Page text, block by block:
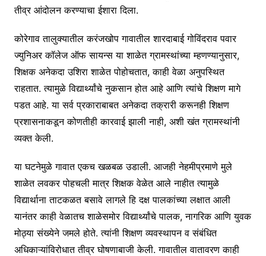
तीव्र आंदोलन करण्याचा ईशारा दिला.
कोरेगाव तालुक्यातील करंजखोप गावातील शारदाबाई गोविंदराव पवार
ज्युनिअर कॉलेज ऑफ सायन्स या शाळेत ग्रामस्थांच्या म्हणण्यानुसार,
शिक्षक अनेकदा उशिरा शाळेत पोहोचतात, काही वेळा अनुपस्थित
राहतात. त्यामुळे विद्यार्थ्यांचे नुकसान होत आहे आणि त्यांचे शिक्षण मागे
पडत आहे. या सर्व प्रकाराबाबत अनेकदा तक्रारी करूनही शिक्षण
प्रशासनाकडून कोणतीही कारवाई झाली नाही, अशी खंत ग्रामस्थांनी
व्यक्त केली.
या घटनेमुळे गावात एकच खळबळ उडाली. आजही नेहमीप्रमाणे मुले
शाळेत लवकर पोहचली मात्र शिक्षक वेळेत आले नाहीत त्यामुळे
विद्यार्थाना ताटकळत बसावे लागले हि दक्ष पालकांच्या लक्षात आली
यानंतर काही वेळातच शाळेसमोर विद्यार्थ्यांचे पालक, नागरिक आणि युवक
मोठ्या संख्येने जमले होते. त्यांनी शिक्षण व्यवस्थापन व संबंधित
अधिकाऱ्यांविरोधात तीव्र घोषणाबाजी केली. गावातील वातावरण काही